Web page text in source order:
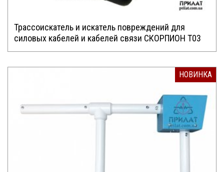
Трассоискатель и искатель повреждений для
силовых кабелей и кабелей связи СКОРПИОН Т03
НОВИНКА